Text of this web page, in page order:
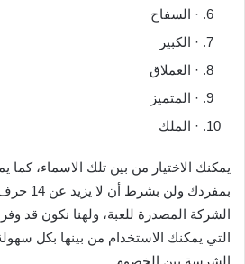
· السفاح
· الكبير
· العملاق
· المتميز
· الملك
يمكنك الاختيار من بين تلك الاسماء، كما
بمفردك
الشركة المصدرة للعبة، ولهنا نكون قد
التي يمكنك الاستخدام من بينها بكل
الشرسة بين الخصوم.